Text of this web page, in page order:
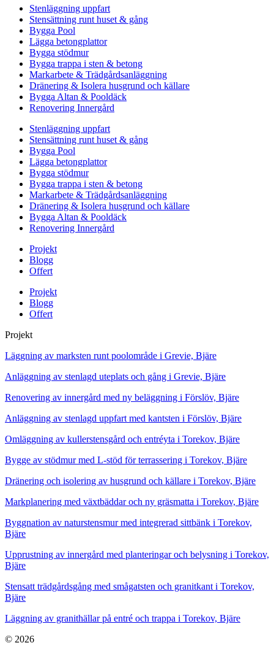
Stenläggning uppfart
Stensättning runt huset & gång
Bygga Pool
Lägga betongplattor
Bygga stödmur
Bygga trappa i sten & betong
Markarbete & Trädgårdsanläggning
Dränering & Isolera husgrund och källare
Bygga Altan & Pooldäck
Renovering Innergård
Stenläggning uppfart
Stensättning runt huset & gång
Bygga Pool
Lägga betongplattor
Bygga stödmur
Bygga trappa i sten & betong
Markarbete & Trädgårdsanläggning
Dränering & Isolera husgrund och källare
Bygga Altan & Pooldäck
Renovering Innergård
Projekt
Blogg
Offert
Projekt
Blogg
Offert
Projekt
Läggning av marksten runt poolområde i Grevie, Bjäre
Anläggning av stenlagd uteplats och gång i Grevie, Bjäre
Renovering av innergård med ny beläggning i Förslöv, Bjäre
Anläggning av stenlagd uppfart med kantsten i Förslöv, Bjäre
Omläggning av kullerstensgård och entréyta i Torekov, Bjäre
Bygge av stödmur med L-stöd för terrassering i Torekov, Bjäre
Dränering och isolering av husgrund och källare i Torekov, Bjäre
Markplanering med växtbäddar och ny gräsmatta i Torekov, Bjäre
Byggnation av naturstensmur med integrerad sittbänk i Torekov,
Bjäre
Upprustning av innergård med planteringar och belysning i Torekov,
Bjäre
Stensatt trädgårdsgång med smågatsten och granitkant i Torekov,
Bjäre
Läggning av granithällar på entré och trappa i Torekov, Bjäre
© 2026